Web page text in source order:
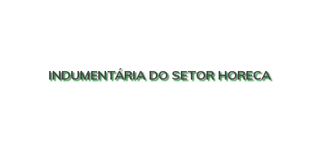
INDUMENTÁRIA DO SETOR HORECA